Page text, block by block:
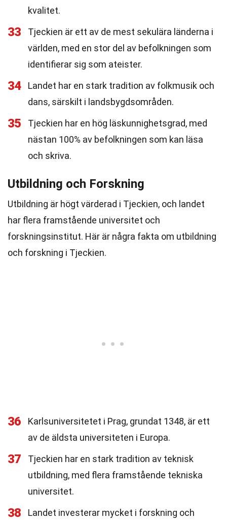
kvalitet.
33
Tjeckien är ett av de mest sekulära länderna i
världen, med en stor del av befolkningen som
identifierar sig som ateister.
34
Landet har en stark tradition av folkmusik och
dans, särskilt i landsbygdsområden.
35
Tjeckien har en hög läskunnighetsgrad, med
nästan 100% av befolkningen som kan läsa
och skriva.
Utbildning och Forskning
Utbildning är högt värderad i Tjeckien, och landet
har flera framstående universitet och
forskningsinstitut. Här är några fakta om utbildning
och forskning i Tjeckien.
36
Karlsuniversitetet i Prag, grundat 1348, är ett
av de äldsta universiteten i Europa.
37
Tjeckien har en stark tradition av teknisk
utbildning, med flera framstående tekniska
universitet.
38
Landet investerar mycket i forskning och